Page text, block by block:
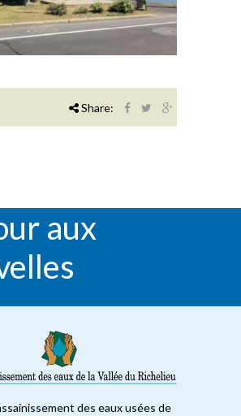
Share:
aux
des eaux usées de